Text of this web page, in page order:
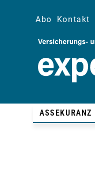
Abo Kontakt
ASSEKURANZ